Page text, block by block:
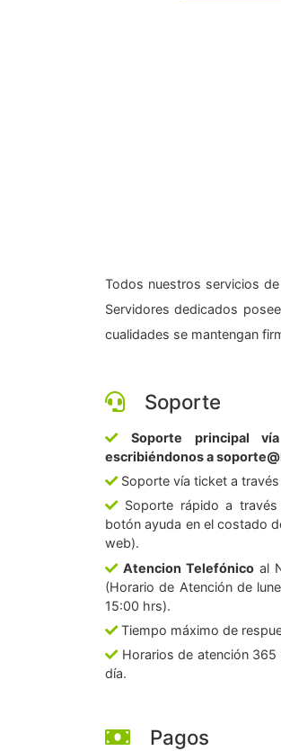
Todos nuestros servicios
Servidores dedicados
cualidades se mantengan
Soporte
Soporte principal
escribiéndonos a
Soporte vía ticket a través
Soporte rápido a través
botón ayuda en el costado
web).
Atencion Telefónico al
(Horario de Atención de
15:00 hrs).
Tiempo máximo de
Horarios de atención 365
día.
Pagos